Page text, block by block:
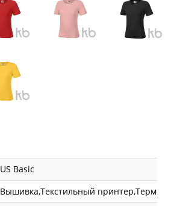
US Basic
Вышивка,Текстильный